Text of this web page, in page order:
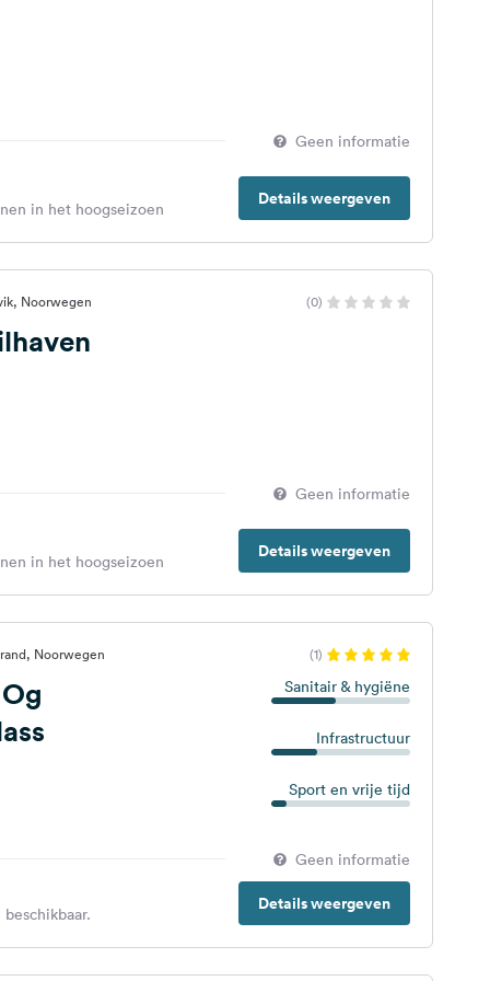
Geen informatie
Details weergeven
in het hoogseizoen
Noorwegen (0)
Geen informatie
Details weergeven
in het hoogseizoen
Noorwegen (1)
Sanitair & hygiëne
Infrastructuur
Sport en vrije tijd
Geen informatie
Details weergeven